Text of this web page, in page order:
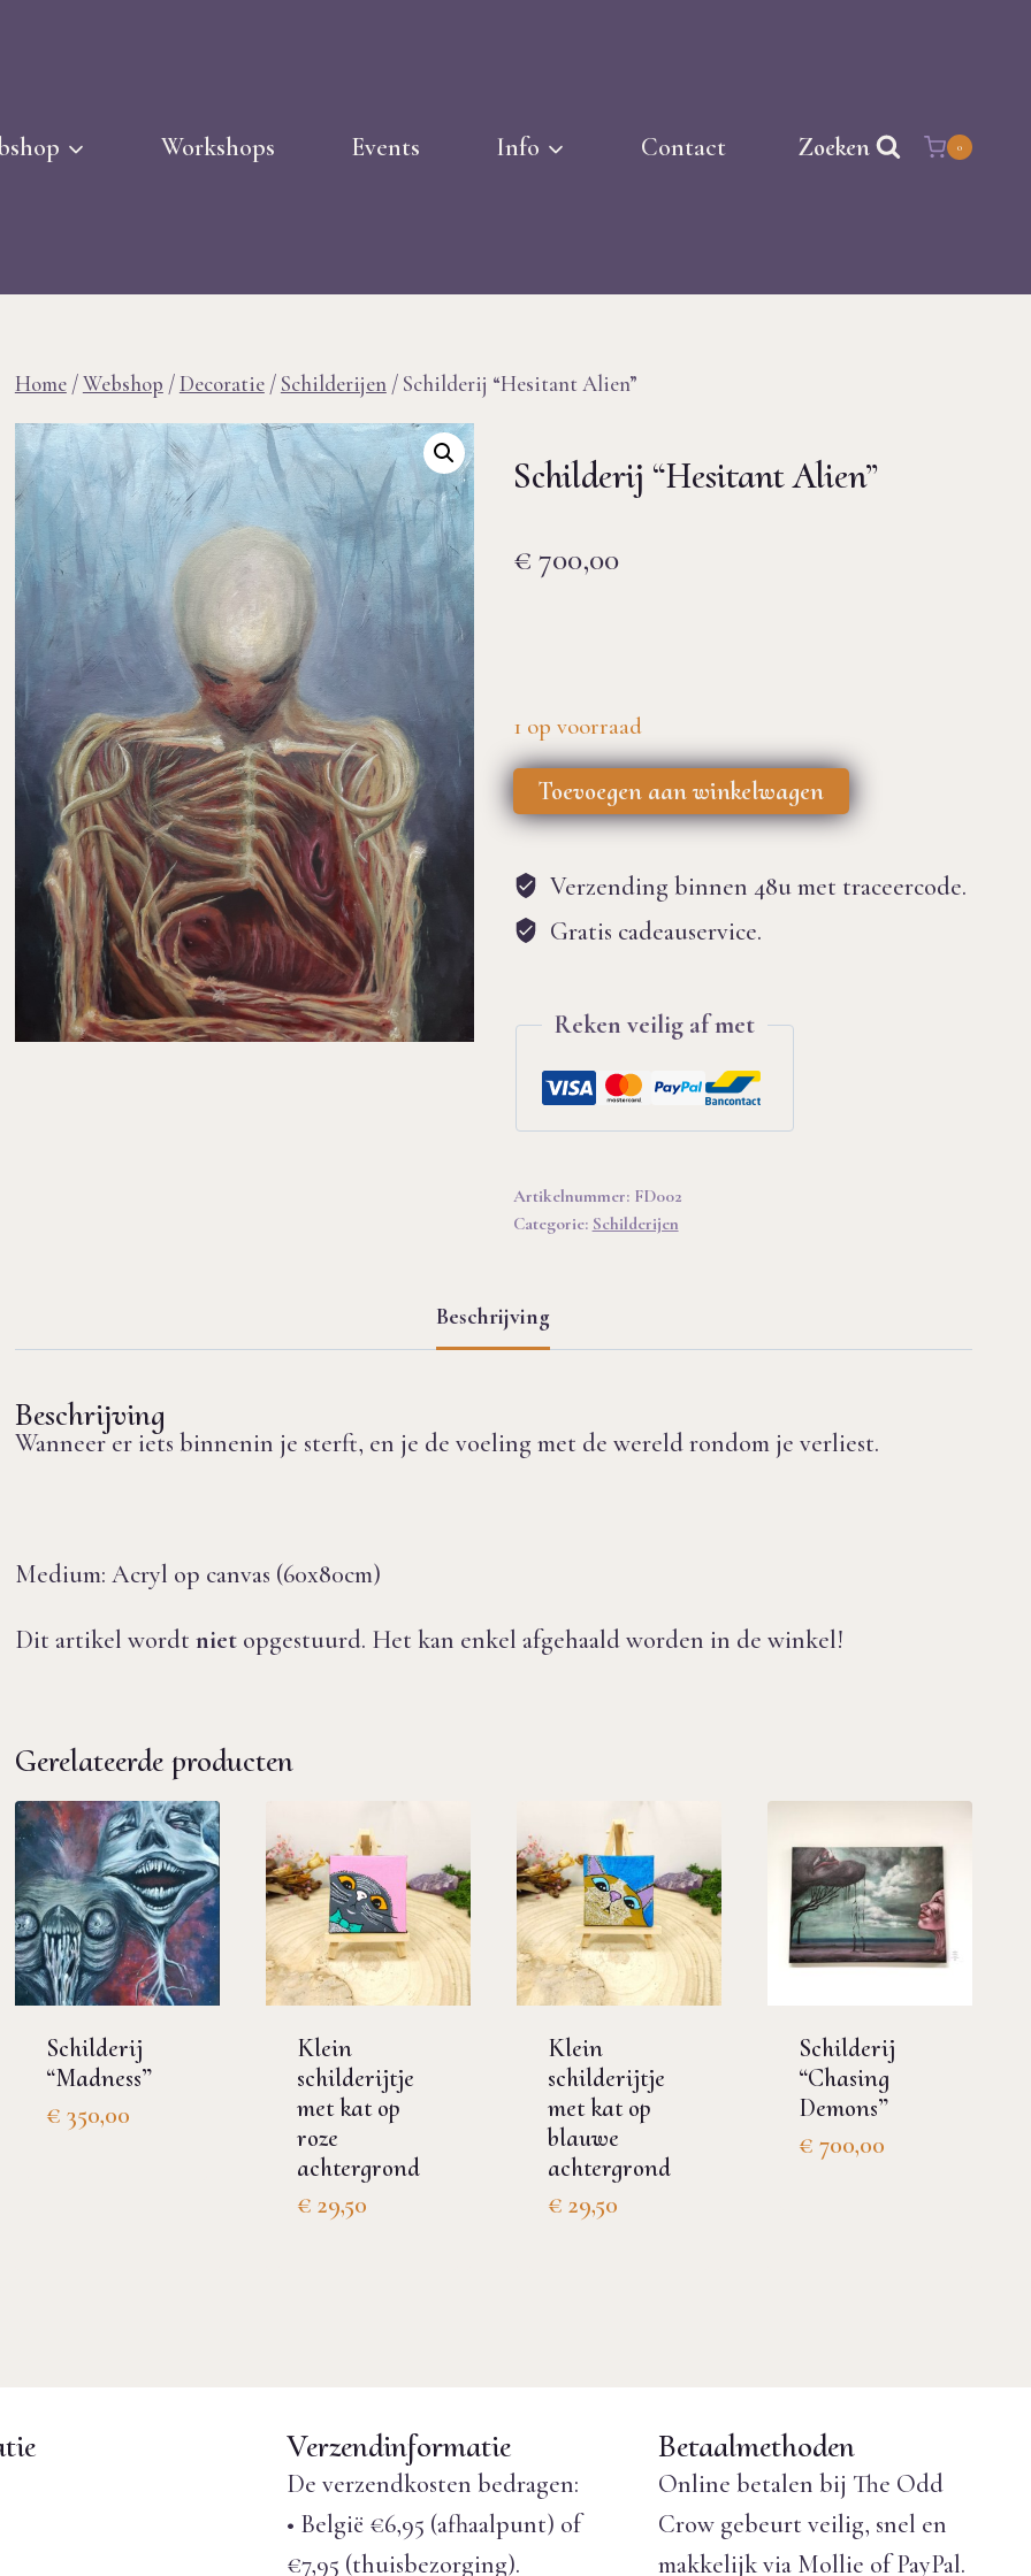
Workshops Events Info Contact Zoeken 0
Home /Webshop /Decoratie / Schilderijen / Schilderij “Hesitant Alien”
Schilderij “Hesitant Alien”
€ 700,00
1 op voorraad
Schilderij
"Hesitant
Alien"
aantal
Toevoegen aan winkelwagen
Verzending binnen 48u met traceercode.
Gratis cadeauservice.
Reken veilig af met
Artikelnummer: FD002
Categorie: Schilderijen
Beschrijving
Beschrijving
Wanneer er iets binnenin je sterft, en je de voeling met de wereld rondom je verliest.
Medium: Acryl op canvas (60x80cm)
Dit artikel wordt nietopgestuurd. Het kan enkel afgehaald worden in de winkel!
Gerelateerde producten
Schilderij
“Madness”
€ 350,00
Klein
schilderijtje
met kat op
roze
achtergrond
€ 29,50
Klein
schilderijtje
met kat op
blauwe
achtergrond
€ 29,50
Schilderij
“Chasing
Demons”
€ 700,00
Verzendinformatie
De verzendkosten bedragen:
• België €6,95 (afhaalpunt) of
€7,95 (thuisbezorging).
Betaalmethoden
Online betalen bij The Odd
Crow gebeurt veilig, snel en
makkelijk via Mollie of PayPal.